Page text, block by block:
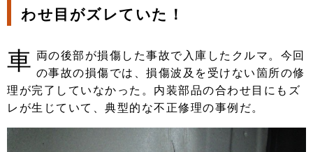
わせ目がズレていた！
車 両の後部が損傷した事故で入庫したクルマ。今回
の事故の損傷では、損傷波及を受けない箇所の修
理が完了していなかった。内装部品の合わせ目にもズ
レが生じていて、典型的な不正修理の事例だ。